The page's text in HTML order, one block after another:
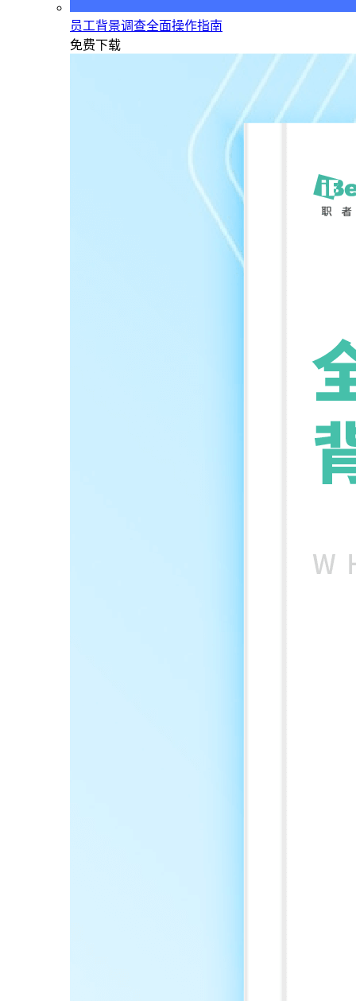
员工背景调查全面操作指南
免费下载